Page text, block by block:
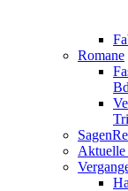
Romane
Aktuelle